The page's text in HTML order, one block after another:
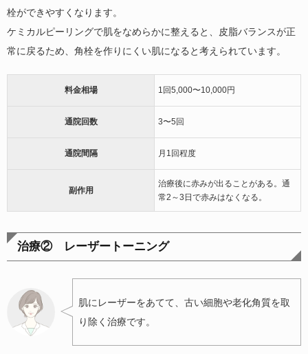
栓ができやすくなります。
ケミカルピーリングで肌をなめらかに整えると、皮脂バランスが正
常に戻るため、角栓を作りにくい肌になると考えられています。
料金相場 1回5,000〜10,000円
通院回数 3〜5回
通院間隔 月1回程度
副作用
治療後に赤みが出ることがある。通
常2～3日で赤みはなくなる。
治療② レーザートーニング
肌にレーザーをあてて、古い細胞や老化角質を取
り除く治療です。